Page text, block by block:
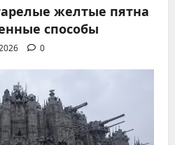
желтые пятна
способы
0